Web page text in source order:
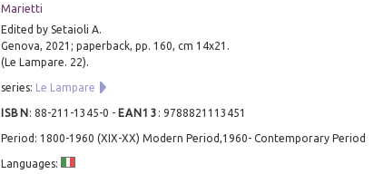
Marietti
Edited by Setaioli A.
Genova, 2021; paperback, pp. 160, cm 14x21.
(Le Lampare. 22).
series: Le Lampare
ISBN : 88-211-1345-0 - EAN13 : 9788821113451
Period: 1800-1960 (XIX-XX) Modern Period,1960- Contemporary Period
Languages: